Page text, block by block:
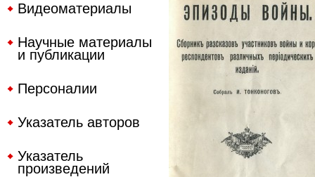
Видеоматериалы
Научные материалы
и публикации
Персоналии
Указатель авторов
Указатель
произведений